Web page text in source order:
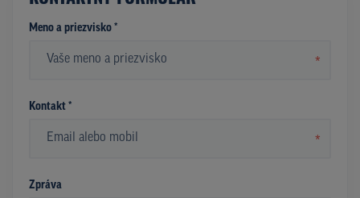
Meno a priezvisko *
*
Kontakt *
*
Zpráva